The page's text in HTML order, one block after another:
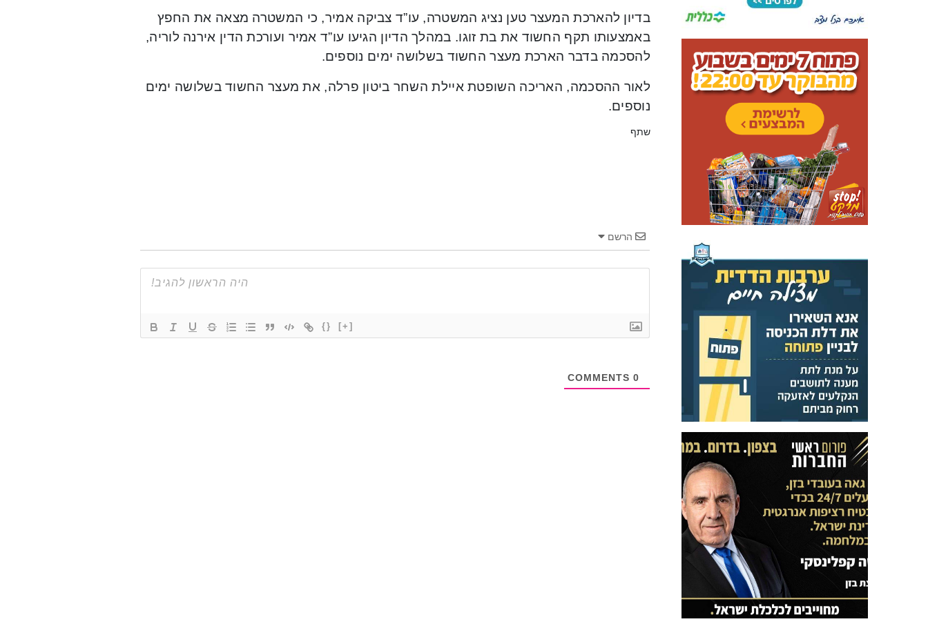
בדיון להארכת המעצר טען נציג המשטרה, עו”ד צביקה אמיר, כי המשטרה מצאה את החפץ
באמצעותו תקף החשוד את בת זוגו. במהלך הדיון הגיעו עו”ד אמיר ועורכת הדין אירנה לוריה,
להסכמה בדבר הארכת מעצר החשוד בשלושה ימים נוספים.
לאור ההסכמה, האריכה השופטת איילת השחר ביטון פרלה, את מעצר החשוד בשלושה ימים
נוספים.
שתף
הרשם
{} [+]
0